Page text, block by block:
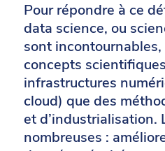
Pour répondre à ce
data science, ou
sont
concepts
infrastructures
cloud) que des
et d’industrialisation.
nombreuses :